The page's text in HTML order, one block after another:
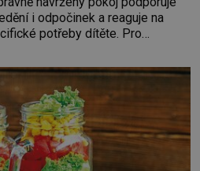
i odpočinek a reaguje na
potřeby dítěte. Pro
především klidně a útulně.